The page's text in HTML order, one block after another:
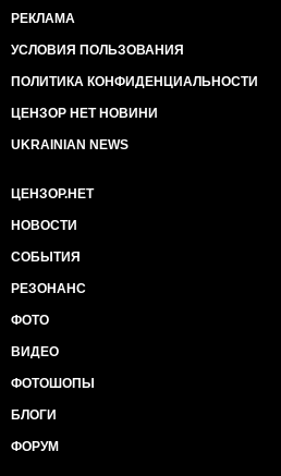
РЕКЛАМА
УСЛОВИЯ ПОЛЬЗОВАНИЯ
ПОЛИТИКА КОНФИДЕНЦИАЛЬНОСТИ
ЦЕНЗОР НЕТ НОВИНИ
UKRAINIAN NEWS
ЦЕНЗОР.НЕТ
НОВОСТИ
СОБЫТИЯ
РЕЗОНАНС
ФОТО
ВИДЕО
ФОТОШОПЫ
БЛОГИ
ФОРУМ